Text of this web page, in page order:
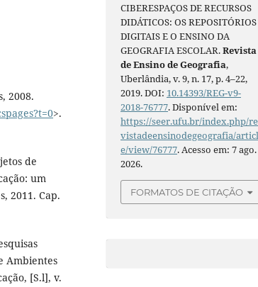
2008.
>.
de
um
2011. Cap.
Ambientes
[S.l], v.
CIBERESPAÇOS DE RECURSOS
DIDÁTICOS: OS REPOSITÓRIOS
DIGITAIS E O ENSINO DA
GEOGRAFIA ESCOLAR.Revista
de Ensino de Geografia,
Uberlândia, v. 9, n. 17, p. 4–22,
2019. DOI: 10.14393/REG-v9-
2018-76777. Disponível em:
https://seer.ufu.br/index.php/re
vistadeensinodegeografia/
e/view/76777. Acesso em: 7 ago.
2026.
FORMATOS DE CITAÇÃO